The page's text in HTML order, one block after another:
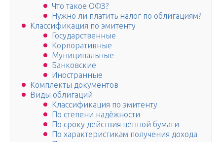
Что такое ОФЗ?
Нужно ли платить налог по облигациям?
Классификация по эмитенту
Государственные
Корпоративные
Муниципальные
Банковские
Иностранные
Комплекты документов
Виды облигаций
Классификация по эмитенту
По степени надёжности
По сроку действия ценной бумаги
По характеристикам получения дохода